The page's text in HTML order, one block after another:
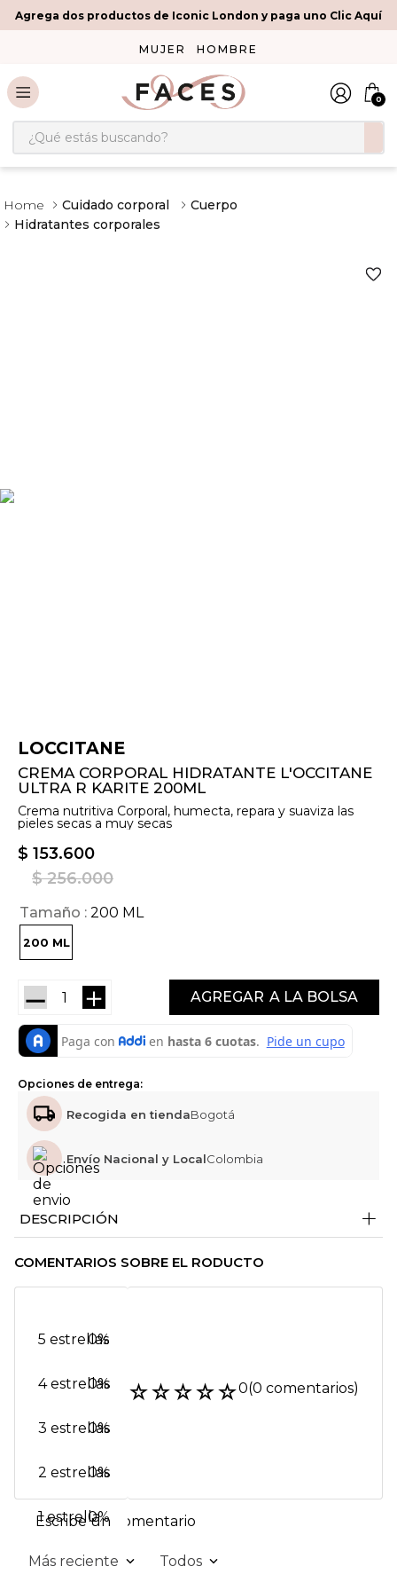
Agrega dos productos de Iconic London y paga uno Clic Aquí
MUJER HOMBRE
0
¿Qué estás buscando?
Cuidado corporal
Cuerpo
Hidratantes corporales
LOCCITANE
CREMA CORPORAL HIDRATANTE L'OCCITANE
ULTRA R KARITE 200ML
Crema nutritiva Corporal, humecta, repara y suaviza las
pieles secas a muy secas
$ 153.600
$ 256.000
Tamaño 200 ML
200 ML
＋
－ AGREGAR
Opciones de entrega:
Recogida en tiendaBogotá
Envío Nacional y LocalColombia
DESCRIPCIÓN +
COMENTARIOS SOBRE EL RODUCTO
☆☆☆☆☆0(0 comentarios)
5 estrellas
0%
4 estrellas
0%
3 estrellas
0%
2 estrellas
0%
1 estrella0%
Escribe un comentario
Más reciente Todos